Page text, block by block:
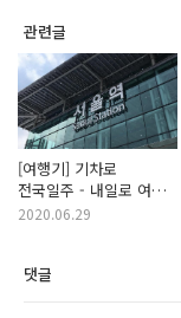
관련글
[여행기] 기차로
전국일주 - 내일로 여행
2일차 (서울 ▶ 대전 ▶
2020.06.29
댓글